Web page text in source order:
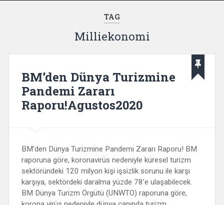
TAG
Milliekonomi
BM’den Dünya Turizmine
Pandemi Zararı
Raporu!Agustos2020
BM’den Dünya Turizmine Pandemi Zararı Raporu! BM
raporuna göre, koronavirüs nedeniyle küresel turizm
sektöründeki 120 milyon kişi işsizlik sorunu ile karşı
karşıya, sektördeki daralma yüzde 78’e ulaşabilecek.
BM Dünya Turizm Örgütü (UNWTO) raporuna göre,